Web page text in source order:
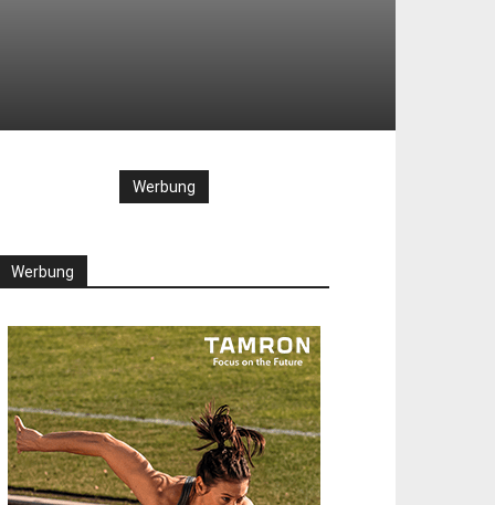
Werbung
Werbung